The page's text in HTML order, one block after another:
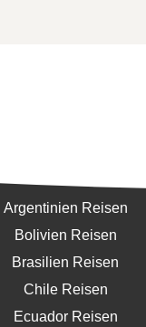
Argentinien Reisen
Bolivien Reisen
Brasilien Reisen
Chile Reisen
Ecuador Reisen